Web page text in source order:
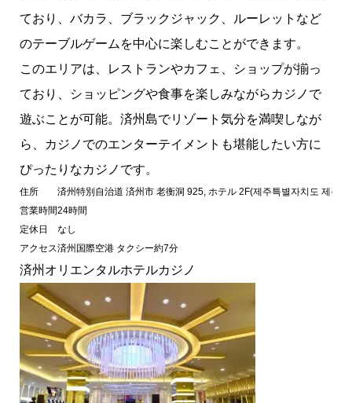
ており、バカラ、ブラックジャック、ルーレットなど
のテーブルゲームを中心に楽しむことができます。
このエリアは、レストランやカフェ、ショップが揃っ
ており、ショッピングや食事を楽しみながらカジノで
遊ぶことが可能。済州島でリゾート気分を満喫しなが
ら、カジノでのエンターテイメントも堪能したい方に
ぴったりなカジノです。
住所
済州特別自治道 済州市 老衡洞 925, ホテル 2F(제주특별자치도 제주
営業時間24時間
定休日
なし
アクセス済州国際空港 タクシー約7分
済州オリエンタルホテルカジノ